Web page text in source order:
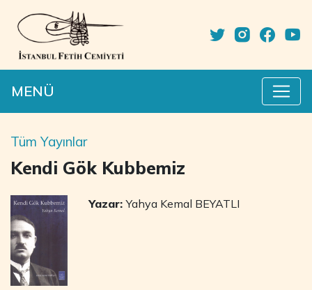
MENÜ
Tüm Yayınlar
Kendi Gök Kubbemiz
Yazar:Yahya Kemal BEYATLI